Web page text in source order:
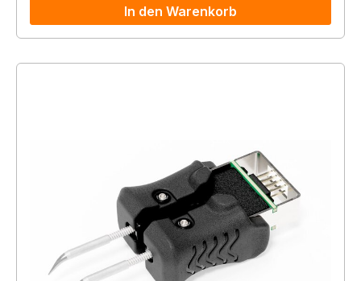
In den Warenkorb